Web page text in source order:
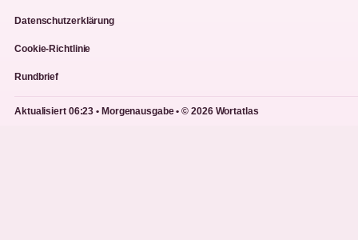
Datenschutzerklärung
Cookie-Richtlinie
Rundbrief
Aktualisiert 06:23 • Morgenausgabe • © 2026 Wortatlas